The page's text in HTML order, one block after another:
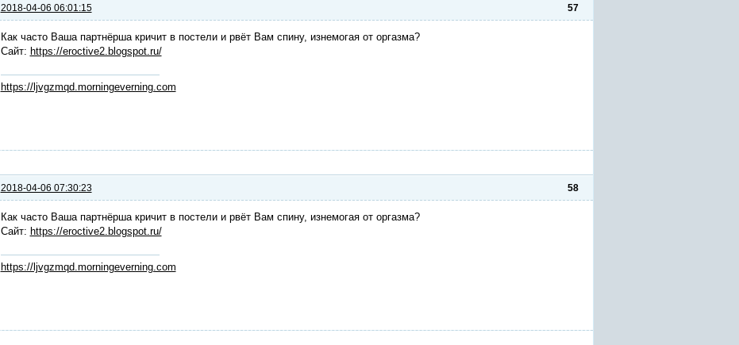
57
2018-04-06 06:01:15
Как часто Ваша партнёрша кричит в постели и рвёт Вам спину, изнемогая от оргазма?
Сайт: https://eroctive2.blogspot.ru/
https://ljvgzmqd.morningeverning.com
58
2018-04-06 07:30:23
Как часто Ваша партнёрша кричит в постели и рвёт Вам спину, изнемогая от оргазма?
Сайт: https://eroctive2.blogspot.ru/
https://ljvgzmqd.morningeverning.com